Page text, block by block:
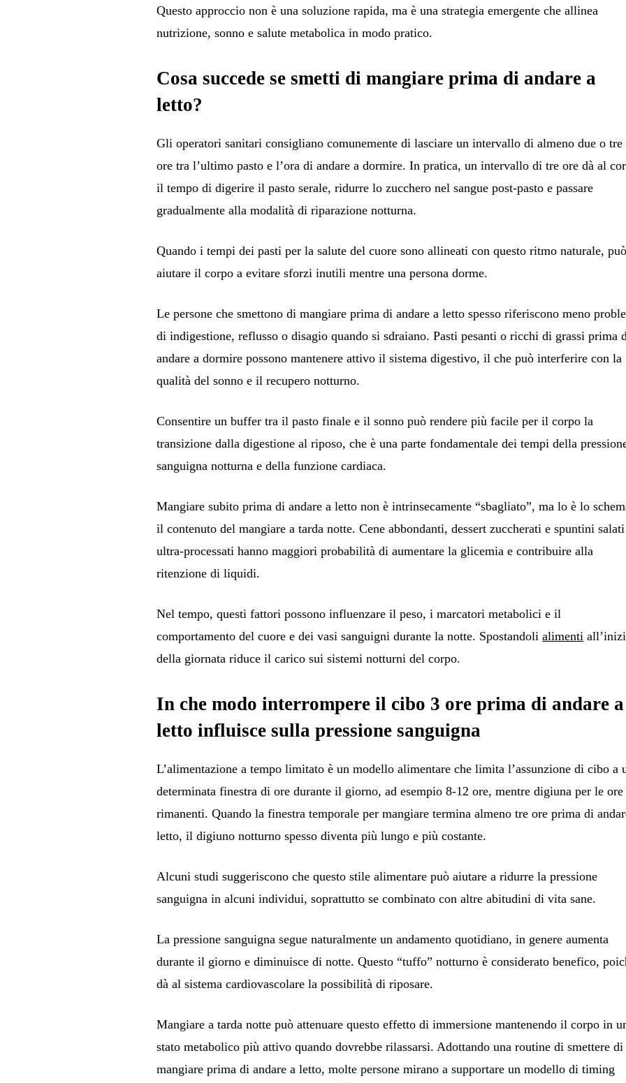
Questo approccio non è una soluzione rapida, ma è una strategia emergente che allinea
nutrizione, sonno e salute metabolica in modo pratico.
Cosa succede se smetti di mangiare prima di andare a
letto?
Gli operatori sanitari consigliano comunemente di lasciare un intervallo di almeno due o tre
ore tra l’ultimo pasto e l’ora di andare a dormire. In pratica, un intervallo di tre ore dà al
il tempo di digerire il pasto serale, ridurre lo zucchero nel sangue post-pasto e passare
gradualmente alla modalità di riparazione notturna.
Quando i tempi dei pasti per la salute del cuore sono allineati con questo ritmo naturale, può
aiutare il corpo a evitare sforzi inutili mentre una persona dorme.
Le persone che smettono di mangiare prima di andare a letto spesso riferiscono meno
di indigestione, reflusso o disagio quando si sdraiano. Pasti pesanti o ricchi di grassi prima
andare a dormire possono mantenere attivo il sistema digestivo, il che può interferire con la
qualità del sonno e il recupero notturno.
Consentire un buffer tra il pasto finale e il sonno può rendere più facile per il corpo la
transizione dalla digestione al riposo, che è una parte fondamentale dei tempi della
sanguigna notturna e della funzione cardiaca.
Mangiare subito prima di andare a letto non è intrinsecamente “sbagliato”, ma lo è lo
il contenuto del mangiare a tarda notte. Cene abbondanti, dessert zuccherati e spuntini
ultra-processati hanno maggiori probabilità di aumentare la glicemia e contribuire alla
ritenzione di liquidi.
Nel tempo, questi fattori possono influenzare il peso, i marcatori metabolici e il
comportamento del cuore e dei vasi sanguigni durante la notte. Spostandolialimenti
della giornata riduce il carico sui sistemi notturni del corpo.
In che modo interrompere il cibo 3 ore prima di andare a
letto influisce sulla pressione sanguigna
L’alimentazione a tempo limitato è un modello alimentare che limita l’assunzione di cibo a
determinata finestra di ore durante il giorno, ad esempio 8-12 ore, mentre digiuna per le ore
rimanenti. Quando la finestra temporale per mangiare termina almeno tre ore prima di
letto, il digiuno notturno spesso diventa più lungo e più costante.
Alcuni studi suggeriscono che questo stile alimentare può aiutare a ridurre la pressione
sanguigna in alcuni individui, soprattutto se combinato con altre abitudini di vita sane.
La pressione sanguigna segue naturalmente un andamento quotidiano, in genere aumenta
durante il giorno e diminuisce di notte. Questo “tuffo” notturno è considerato benefico,
dà al sistema cardiovascolare la possibilità di riposare.
Mangiare a tarda notte può attenuare questo effetto di immersione mantenendo il corpo in
stato metabolico più attivo quando dovrebbe rilassarsi. Adottando una routine di smettere di
mangiare prima di andare a letto, molte persone mirano a supportare un modello di timing